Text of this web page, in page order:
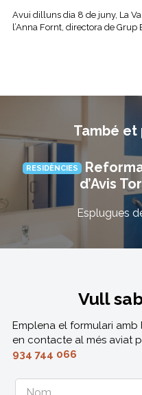
Avui dilluns dia 8 de juny, La
l’Anna Fornt, directora de Grup
També
RESIDÈNCIES
d’Avis
Esplugues
Vull
Emplena el formulari amb
en contacte al més aviat
934 744 066